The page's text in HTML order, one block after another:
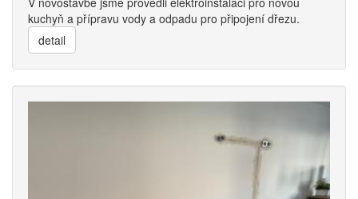
kuchyň a přípravu vody a odpadu pro připojení dřezu.
detail